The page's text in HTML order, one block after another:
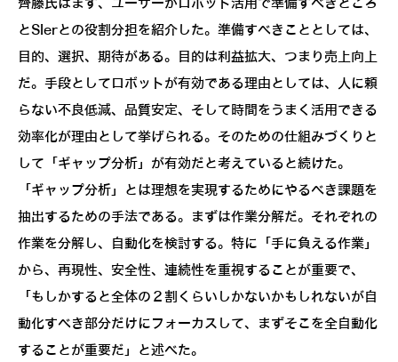
齊藤氏はまず、ユーザーがロボット活用で準備すべきところ
とSIerとの役割分担を紹介した。準備すべきこととしては、
目的、選択、期待がある。目的は利益拡大、つまり売上向上
だ。手段としてロボットが有効である理由としては、人に頼
らない不良低減、品質安定、そして時間をうまく活用できる
効率化が理由として挙げられる。そのための仕組みづくりと
して「ギャップ分析」が有効だと考えていると続けた。
「ギャップ分析」とは理想を実現するためにやるべき課題を
抽出するための手法である。まずは作業分解だ。それぞれの
作業を分解し、自動化を検討する。特に「手に負える作業」
から、再現性、安全性、連続性を重視することが重要で、
「もしかすると全体の２割くらいしかないかもしれないが自
動化すべき部分だけにフォーカスして、まずそこを全自動化
することが重要だ」と述べた。